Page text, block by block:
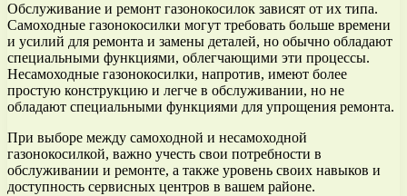
Обслуживание и ремонт газонокосилок зависят от их типа.
Самоходные газонокосилки могут требовать больше времени
и усилий для ремонта и замены деталей, но обычно обладают
специальными функциями, облегчающими эти процессы.
Несамоходные газонокосилки, напротив, имеют более
простую конструкцию и легче в обслуживании, но не
обладают специальными функциями для упрощения ремонта.
При выборе между самоходной и несамоходной
газонокосилкой, важно учесть свои потребности в
обслуживании и ремонте, а также уровень своих навыков и
доступность сервисных центров в вашем районе.